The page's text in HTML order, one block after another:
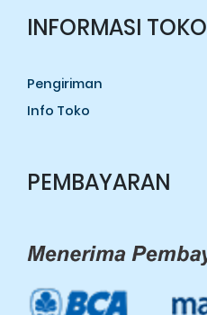
INFORMASI TOKO
Pengiriman
Info Toko
PEMBAYARAN